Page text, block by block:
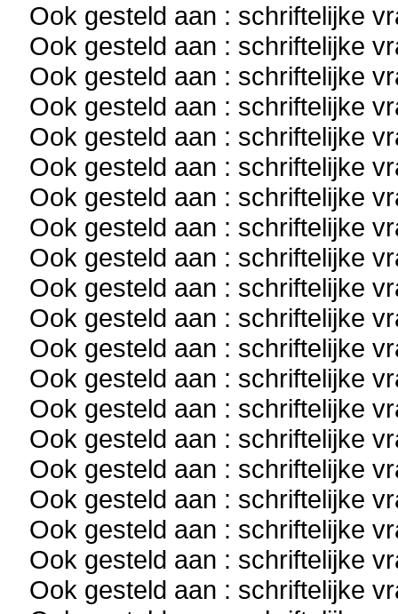
Ook gesteld aan : schriftelijke
Ook gesteld aan : schriftelijke
Ook gesteld aan : schriftelijke
Ook gesteld aan : schriftelijke
Ook gesteld aan : schriftelijke
Ook gesteld aan : schriftelijke
Ook gesteld aan : schriftelijke
Ook gesteld aan : schriftelijke
Ook gesteld aan : schriftelijke
Ook gesteld aan : schriftelijke
Ook gesteld aan : schriftelijke
Ook gesteld aan : schriftelijke
Ook gesteld aan : schriftelijke
Ook gesteld aan : schriftelijke
Ook gesteld aan : schriftelijke
Ook gesteld aan : schriftelijke
Ook gesteld aan : schriftelijke
Ook gesteld aan : schriftelijke
Ook gesteld aan : schriftelijke
Ook gesteld aan : schriftelijke